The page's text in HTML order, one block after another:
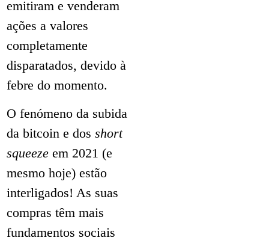
emitiram e venderam
ações a valores
completamente
disparatados, devido à
febre do momento.
O fenómeno da subida
da bitcoin e dos short
squeeze em 2021 (e
mesmo hoje) estão
interligados! As suas
compras têm mais
fundamentos sociais